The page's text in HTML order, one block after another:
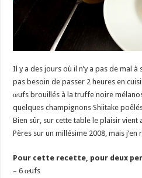
Il y a des jours où il n’y a pas de mal à
pas besoin de passer 2 heures en
œufs brouillés à la truffe noire
quelques champignons Shiitake
Bien sûr, sur cette table le plaisir vient
Pères sur un millésime 2008, mais
Pour cette recette, pour deux
– 6 œufs